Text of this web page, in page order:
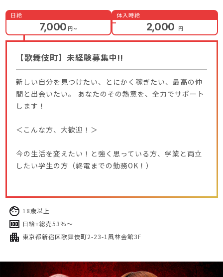
日給
7,000 円～
体入時給
2,000 円
【歌舞伎町】未経験募集中!!
新しい自分を見つけたい、とにかく稼ぎたい、最高の仲
間と出会いたい。 あなたのその熱意を、全力でサポート
します！
＜こんな方、大歓迎！＞
今の生活を変えたい！と強く思っている方、学業と両立
したい学生の方（終電までの勤務OK！）
18歳以上
日給+総売53％～
東京都新宿区歌舞伎町2-23-1風林会館3F